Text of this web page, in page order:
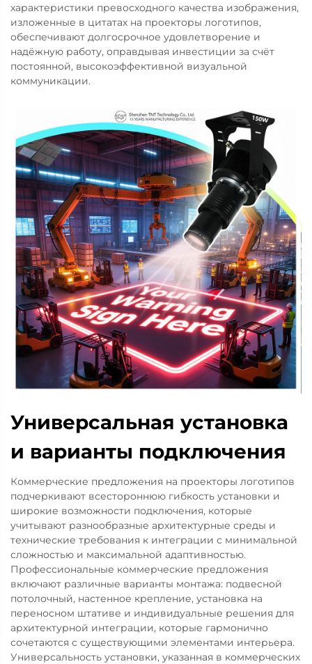
характеристики превосходного качества изображения,
изложенные в цитатах на проекторы логотипов,
обеспечивают долгосрочное удовлетворение и
надёжную работу, оправдывая инвестиции за счёт
постоянной, высокоэффективной визуальной
коммуникации.
Универсальная установка
и варианты подключения
Коммерческие предложения на проекторы логотипов
подчеркивают всестороннюю гибкость установки и
широкие возможности подключения, которые
учитывают разнообразные архитектурные среды и
технические требования к интеграции с минимальной
сложностью и максимальной адаптивностью.
Профессиональные коммерческие предложения
включают различные варианты монтажа: подвесной
потолочный, настенное крепление, установка на
переносном штативе и индивидуальные решения для
архитектурной интеграции, которые гармонично
сочетаются с существующими элементами интерьера.
Универсальность установки, указанная в коммерческих